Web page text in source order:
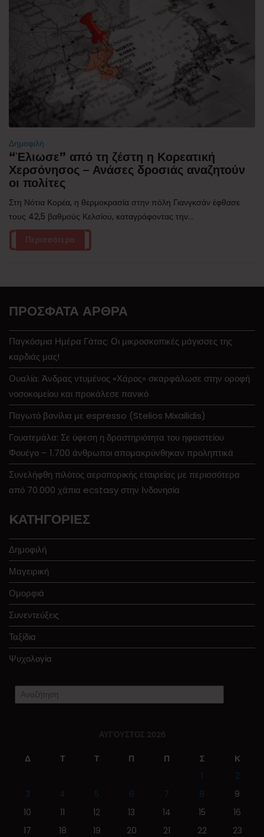
Δημοφιλή
“Έλιωσε” από τη ζέστη η Κορεατική
Χερσόνησος – Ανάσες δροσιάς αναζητούν
οι πολίτες
Στη Νότια Κορέα, η θερμοκρασία στην πόλη Γιανγκσάν έφθασε
τους 42,5 βαθμούς Κελσίου, καταγράφοντας την...
Περισσότερα
ΠΡΌΣΦΑΤΑ ΆΡΘΡΑ
Παγκόσμια Ημέρα Γάτας: Οι μικροσκοπικές μάγισσες της
καρδιάς μας!
Ουαλία: Άνδρας ντυμένος «Χάρος» σκαρφάλωσε στην οροφή
νοσοκομείου και προκάλεσε πανικό
Παγωτό βανίλια με espresso (Stelios Mixailidis)
Γουατεμάλα: Σε ύφεση η δραστηριότητα του ηφαιστείου
Φουέγο – 1.700 άνθρωποι απομακρύνθηκαν προληπτικά
Συνελήφθη πιλότος αεροπορικής εταιρείας με περισσότερα
από 70.000 χάπια ecstasy στην Ινδονησία
KΑΤΗΓΟΡΊΕΣ
Δημοφιλή
Μαγειρική
Ομορφιά
Συνεντεύξεις
Ταξίδια
Ψυχολογία
ΑΎΓΟΥΣΤΟΣ 2026
Δ Τ Τ Π Π Σ
Κ
1
2
3
4 5 6 7 8
9
10
11 12 13 14 15
16
17
18 19 20 21 22 23